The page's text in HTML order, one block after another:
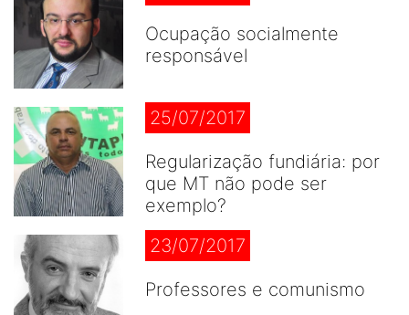
Ocupação socialmente
responsável
25/07/2017
Regularização fundiária: por
que MT não pode ser
exemplo?
23/07/2017
Professores e comunismo